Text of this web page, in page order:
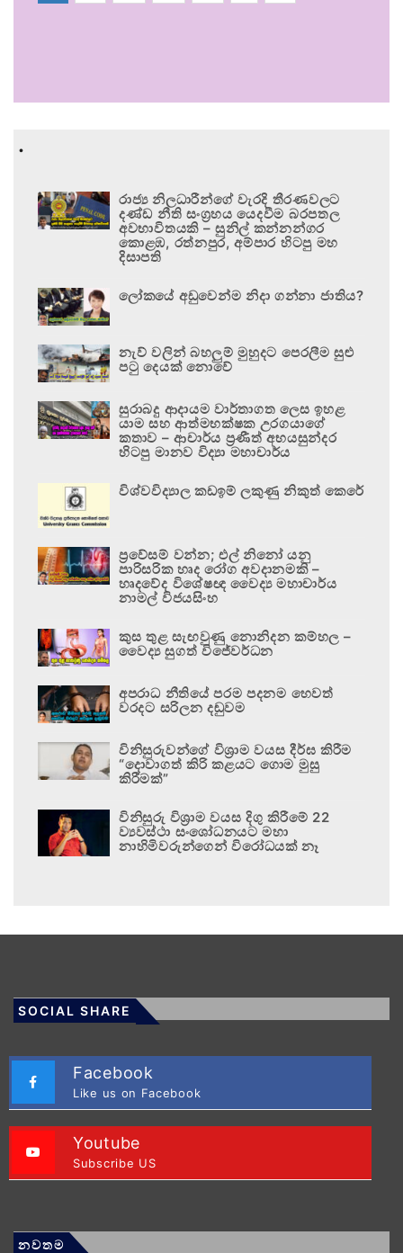
.
රාජ්‍ය නිලධාරීන්ගේ වැරදි තීරණවලට
දණ්ඩ නීති සංග්‍රහය යෙදවීම බරපතල
අවභාවිතයකි – සුනිල් කන්නන්ගර
කොළඹ, රත්නපුර, අම්පාර හිටපු මහ
දිසාපති
ලෝකයේ අඩුවෙන්ම නිදා ගන්නා ජාතිය?
නැව් වලින් බහලුම් මුහුදට පෙරලීම සුළු
පටු දෙයක් නොවේ
සුරාබදු ආදායම වාර්තාගත ලෙස ඉහළ
යාම සහ ආත්මභක්ෂක උරගයාගේ
කතාව – ආචාර්ය ප්‍රණීත් අභයසුන්දර
හිටපු මානව විද්‍යා මහාචාර්ය
විශ්වවිද්‍යාල කඩඉම් ලකුණු නිකුත් කෙරේ
ප්‍රවේසම් වන්න; එල් නිනෝ යනු
පාරිසරික හෘද රෝග අවදානමකි –
හෘදවේද විශේෂඥ වෛද්‍ය මහාචාර්ය
නාමල් විජයසිංහ
කුස තුළ සැඟවුණු නොනිදන කම්හල –
වෛද්‍ය සුගත් විජේවර්ධන
අපරාධ නීතියේ පරම පදනම හෙවත්
වරදට සරිලන දඬුවම
විනිසුරුවන්ගේ විශ්‍රාම වයස දීර්ඝ කිරීම
“දොවාගත් කිරි කළයට ගොම මුසු
කිරීමක්”
විනිසුරු විශ්‍රාම වයස දිගු කිරීමේ 22
ව්‍යවස්ථා සංශෝධනයට මහා
නාහිමිවරුන්ගෙන් විරෝධයක් නෑ
SOCIAL SHARE
Facebook
Like us on Facebook
Youtube
Subscribe US
නවතම